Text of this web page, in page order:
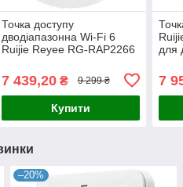
Точка доступу
дводіапазонна Wi-Fi 6
Ruijie Reyee RG-RAP2266
з підтримкою Reyee Mesh
та гігабітного
7 439,20₴ 9 299 ₴
Купити
для
з
2,97
7
–20%